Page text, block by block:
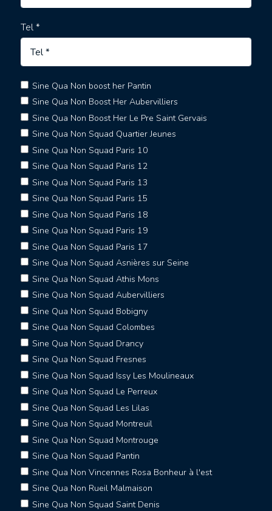
Tel *
Sine Qua Non boost her Pantin
Sine Qua Non Boost Her Aubervilliers
Sine Qua Non Boost Her Le Pre Saint Gervais
Sine Qua Non Squad Quartier Jeunes
Sine Qua Non Squad Paris 10
Sine Qua Non Squad Paris 12
Sine Qua Non Squad Paris 13
Sine Qua Non Squad Paris 15
Sine Qua Non Squad Paris 18
Sine Qua Non Squad Paris 19
Sine Qua Non Squad Paris 17
Sine Qua Non Squad Asnières sur Seine
Sine Qua Non Squad Athis Mons
Sine Qua Non Squad Aubervilliers
Sine Qua Non Squad Bobigny
Sine Qua Non Squad Colombes
Sine Qua Non Squad Drancy
Sine Qua Non Squad Fresnes
Sine Qua Non Squad Issy Les Moulineaux
Sine Qua Non Squad Le Perreux
Sine Qua Non Squad Les Lilas
Sine Qua Non Squad Montreuil
Sine Qua Non Squad Montrouge
Sine Qua Non Squad Pantin
Sine Qua Non Vincennes Rosa Bonheur à l'est
Sine Qua Non Rueil Malmaison
Sine Qua Non Squad Saint Denis